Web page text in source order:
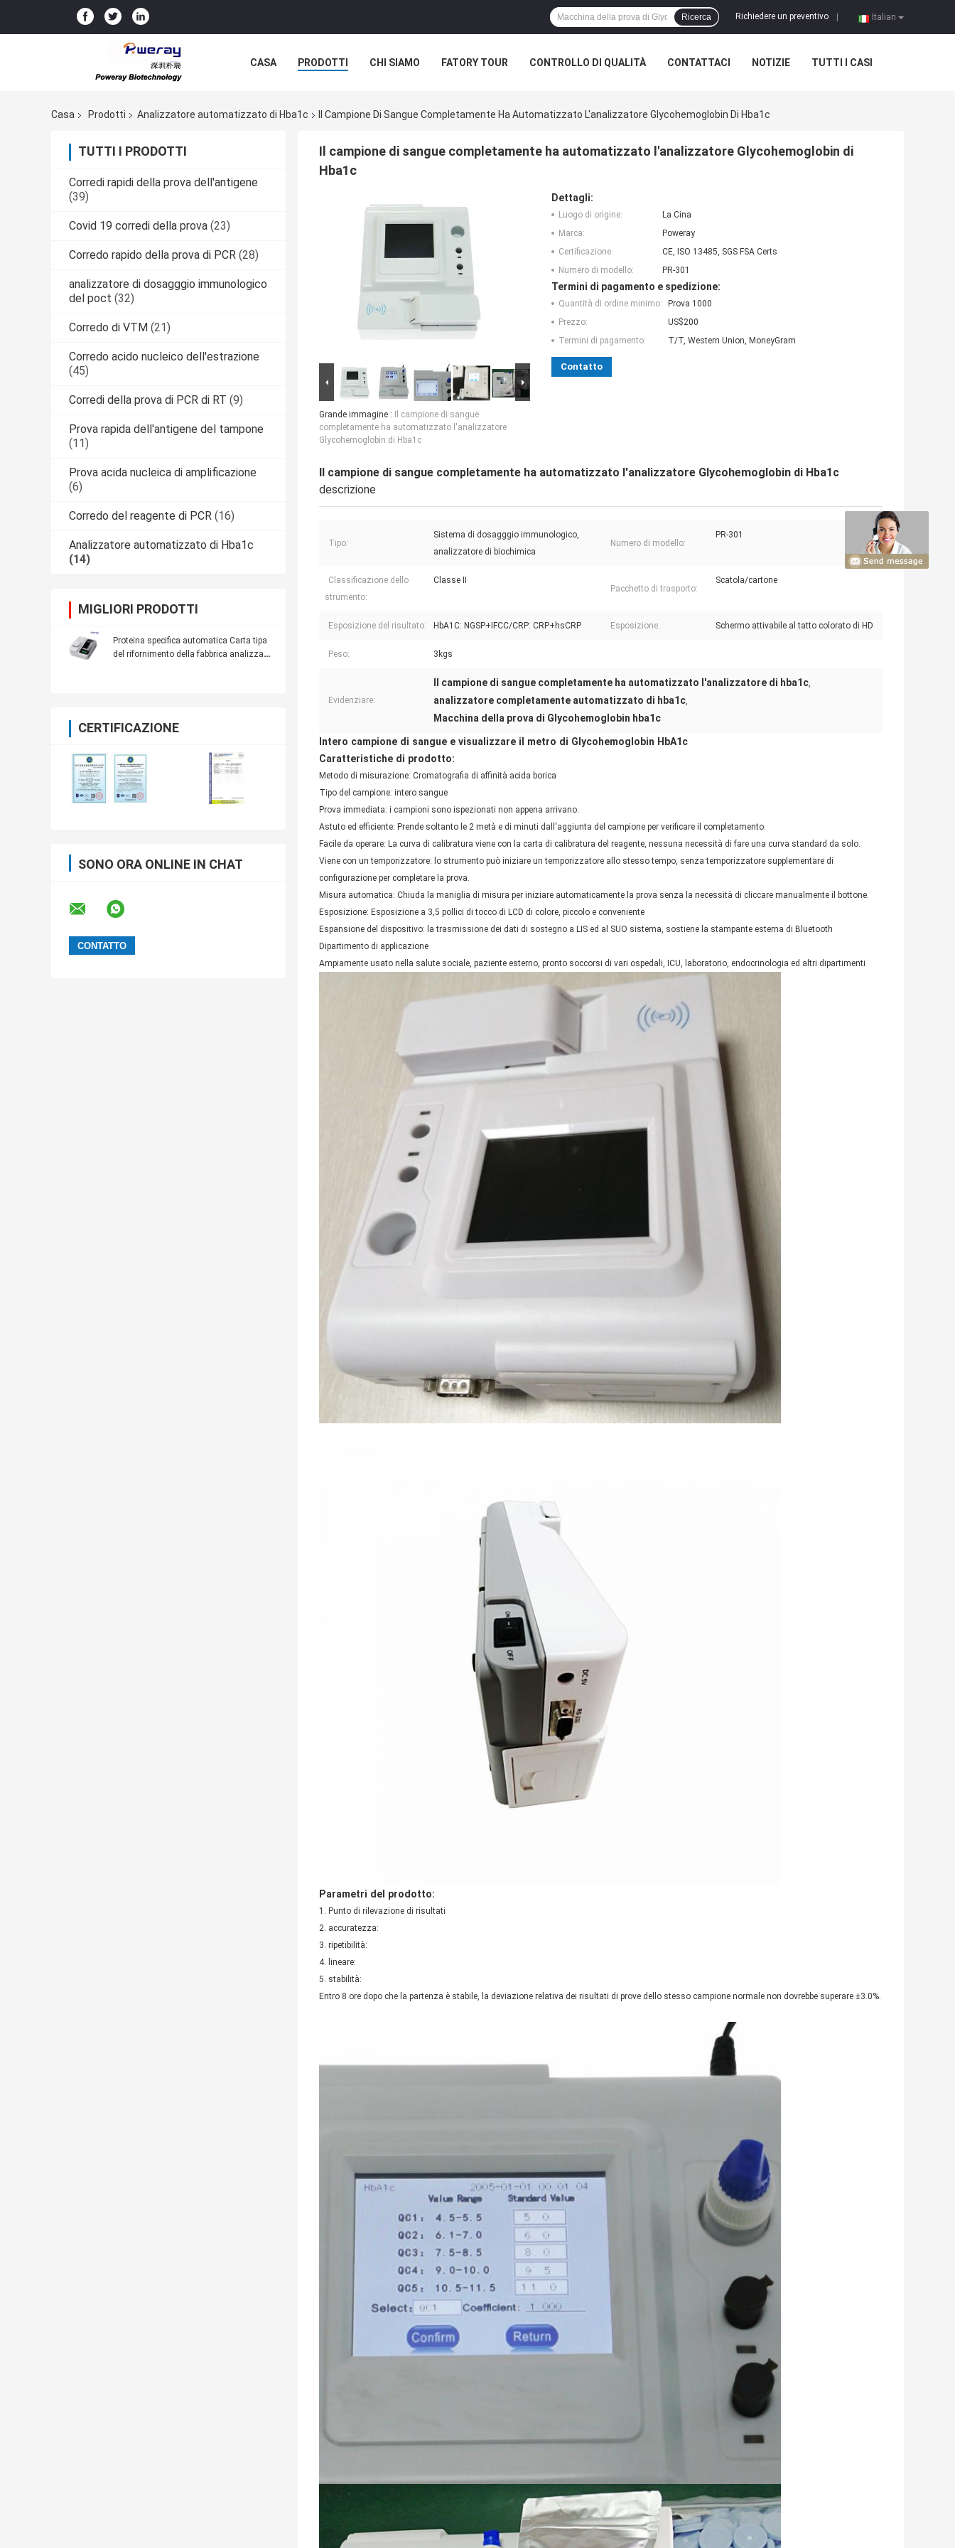
INVIA
Italian
Richiedere un preventivo
Ricerca
CASA PRODOTTI CHI SIAMO FATORY TOUR CONTROLLO DI QUALITÀ CONTATTACI NOTIZIE TUTTI I CASI
Casa Prodotti Analizzatore automatizzato di Hba1c Il Campione Di Sangue Completamente Ha Automatizzato L'analizzatore Glycohemoglobin Di Hba1c
TUTTI I PRODOTTI
Corredi rapidi della prova dell'antigene
(39)
Covid 19 corredi della prova (23)
Corredo rapido della prova di PCR (28)
analizzatore di dosagggio immunologico
del poct (32)
Corredo di VTM (21)
Corredo acido nucleico dell'estrazione
(45)
Corredi della prova di PCR di RT (9)
Prova rapida dell'antigene del tampone
(11)
Prova acida nucleica di amplificazione
(6)
Corredo del reagente di PCR (16)
Analizzatore automatizzato di Hba1c
(14)
MIGLIORI PRODOTTI
Proteina specifica automatica Carta tipa
del rifornimento della fabbrica analizzare
CERTIFICAZIONE
SONO ORA ONLINE IN CHAT
Il campione di sangue completamente ha automatizzato l'analizzatore Glycohemoglobin di
Hba1c
Grande immagine :
Il campione di sangue
completamente ha automatizzato l'analizzatore
Glycohemoglobin di Hba1c
Dettagli:
Luogo di origine:
La Cina
Marca:
Poweray
Certificazione:
CE, ISO 13485, SGS FSA Certs
Numero di modello:
PR-301
Termini di pagamento e spedizione:
Quantità di ordine minimo:
Prova 1000
Prezzo:
US$200
Termini di pagamento:
T/T, Western Union, MoneyGram
Contatto
Il campione di sangue completamente ha automatizzato l'analizzatore Glycohemoglobin di Hba1c
descrizione
Tipo:
Sistema di dosagggio immunologico,
analizzatore di biochimica
Numero di modello:
PR-301
Classificazione dello
strumento:
Classe II
Pacchetto di trasporto:
Scatola/cartone
Esposizione del risultato: HbA1C: NGSP+IFCC/CRP: CRP+hsCRP Esposizione: Schermo attivabile al tatto colorato di HD
Peso: 3kgs
Evidenziare:
Il campione di sangue completamente ha automatizzato l'analizzatore di hba1c,
analizzatore completamente automatizzato di hba1c,
Macchina della prova di Glycohemoglobin hba1c
Intero campione di sangue e visualizzare il metro di Glycohemoglobin HbA1c
Caratteristiche di prodotto:
Metodo di misurazione: Cromatografia di affinità acida borica
Tipo del campione: intero sangue
Prova immediata: i campioni sono ispezionati non appena arrivano.
Astuto ed efficiente: Prende soltanto le 2 metà e di minuti dall'aggiunta del campione per verificare il completamento.
Facile da operare: La curva di calibratura viene con la carta di calibratura del reagente, nessuna necessità di fare una curva standard da solo.
Viene con un temporizzatore: lo strumento può iniziare un temporizzatore allo stesso tempo, senza temporizzatore supplementare di
configurazione per completare la prova.
Misura automatica: Chiuda la maniglia di misura per iniziare automaticamente la prova senza la necessità di cliccare manualmente il bottone.
Esposizione: Esposizione a 3,5 pollici di tocco di LCD di colore, piccolo e conveniente
Espansione del dispositivo: la trasmissione dei dati di sostegno a LIS ed al SUO sistema, sostiene la stampante esterna di Bluetooth
Dipartimento di applicazione
Ampiamente usato nella salute sociale, paziente esterno, pronto soccorsi di vari ospedali, ICU, laboratorio, endocrinologia ed altri dipartimenti
Parametri del prodotto:
1. Punto di rilevazione di risultati
2. accuratezza:
3. ripetibilità:
4. lineare:
5. stabilità:
Entro 8 ore dopo che la partenza è stabile, la deviazione relativa dei risultati di prove dello stesso campione normale non dovrebbe superare ±3.0%.